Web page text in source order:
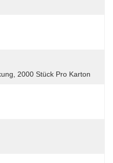
2000 Stück Pro Karton